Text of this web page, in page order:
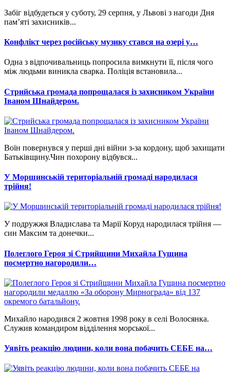
Забіг відбудеться у суботу, 29 серпня, у Львові з нагоди Дня
пам’яті захисників...
Конфлікт через російську музику стався на озері у…
Одна з відпочивальниць попросила вимкнути її, після чого
між людьми виникла сварка. Поліція встановила...
Стрийська громада попрощалася із захисником України
Іваном Шнайдером.
Воїн повернувся у перші дні війни з-за кордону, щоб захищати
Батьківщину.Чин похорону відбувся...
У Моршинській територіальній громаді народилася
трійня!
У подружжя Владислава та Марії Коруд народилася трійня —
син Максим та донечки...
Полеглого Героя зі Стрийщини Михайла Гущина
посмертно нагородили…
Михайло народився 2 жовтня 1998 року в селі Волосянка.
Служив командиром відділення морської...
Уявіть реакцію людини, коли вона побачить СЕБЕ на…